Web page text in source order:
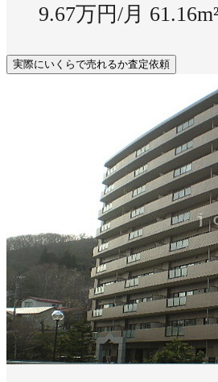
9.67万円/月
実際にいくらで売れるか査定依頼